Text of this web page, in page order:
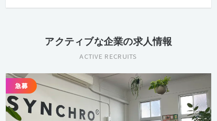
アクティブな企業の求人情報
ACTIVE RECRUITS